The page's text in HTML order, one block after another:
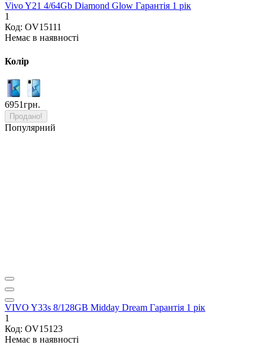
Vivo Y21 4/64Gb Diamond Glow Гарантія 1 рік
1
Код: OV15111
Немає в наявності
Колір
6951грн.
Продано!
Популярний
VIVO Y33s 8/128GB Midday Dream Гарантія 1 рік
1
Код: OV15123
Немає в наявності